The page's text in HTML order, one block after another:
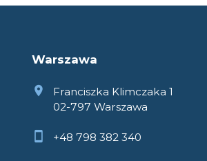
Warszawa
Franciszka Klimczaka 1
02-797 Warszawa
+48 798 382 340